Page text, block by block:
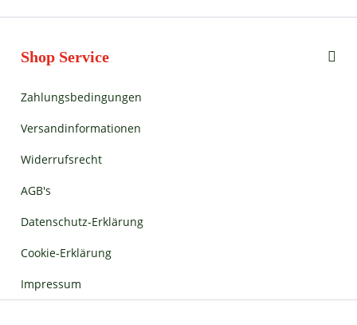
Shop Service
Zahlungsbedingungen
Versandinformationen
Widerrufsrecht
AGB's
Datenschutz-Erklärung
Cookie-Erklärung
Impressum